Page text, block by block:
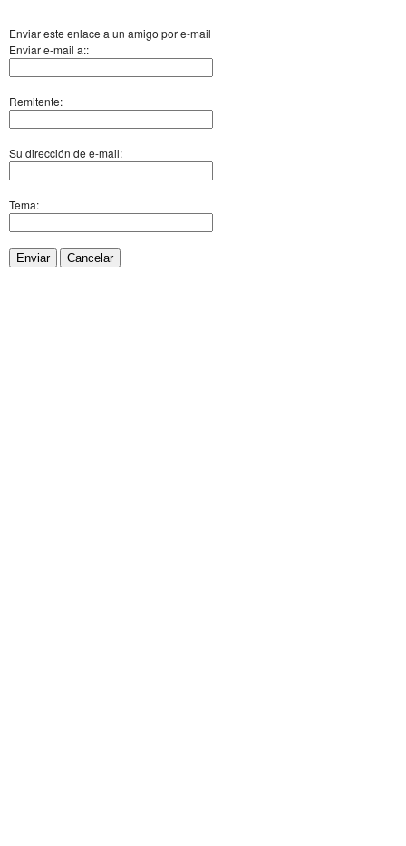
Enviar este enlace a un amigo por e-mail
Enviar e-mail a::
Remitente:
Su dirección de e-mail:
Tema:
Enviar Cancelar